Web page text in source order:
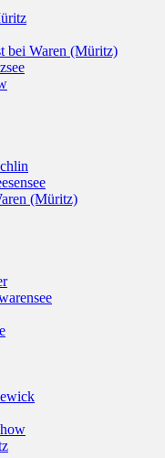
bei Waren (Müritz)
(Müritz)